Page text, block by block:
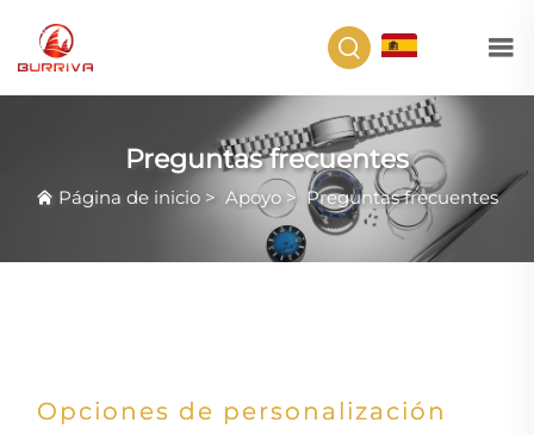
Preguntas frecuentes
Página de inicio > Apoyo > Preguntas frecuentes
Opciones de personalización